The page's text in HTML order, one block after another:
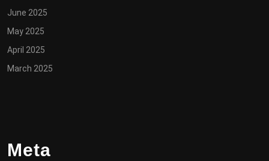
June 2025
May 2025
April 2025
March 2025
Meta